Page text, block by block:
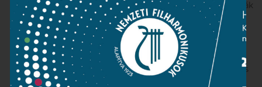
Bartók 1938-ban, az Anschlusst követően kilépett az osztrák
zeneszerzői egyesületből. A szélsőséges eszmék
magyarországi térnyerése elleni tiltakozásul 1940-ben
feleségével együtt az Egyesült Államokban keresett –
reményei szerint ideiglenes – lakhelyet. Amerikai évei
állandó és egyre súlyosbodó betegeskedés és nélkülözés
közepette teltek el. 1943 februárjában előadássorozatot